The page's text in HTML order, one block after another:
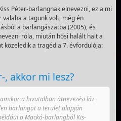
Péter-barlangnak elnevezni, ez a mi
valaha a tagunk volt, még én
a barlangászatba (2005), és
róla, miután hősi halált halt a
közeledik a tragédia 7. évfordulója:
, akkor mi lesz?
a hivatalban átnevezési láz
barlangot a terület alapján
a Mackó-barlangból Kis-